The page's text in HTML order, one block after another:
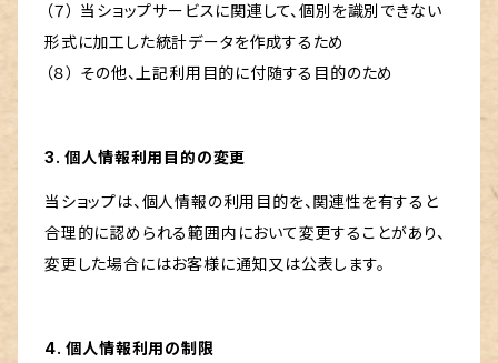
（７） 当ショップサービスに関連して、個別を識別できない
形式に加工した統計データを作成するため
（８） その他、上記利用目的に付随する目的のため
3. 個人情報利用目的の変更
当ショップは、個人情報の利用目的を、関連性を有すると
合理的に認められる範囲内において変更することがあり、
変更した場合にはお客様に通知又は公表します。
4. 個人情報利用の制限